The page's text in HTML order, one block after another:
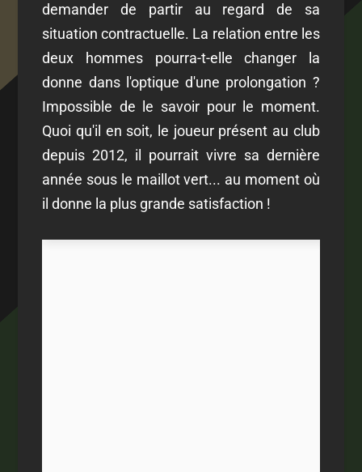
demander de partir au regard de sa
situation contractuelle. La relation entre les
deux hommes pourra-t-elle changer la
donne dans l'optique d'une prolongation ?
Impossible de le savoir pour le moment.
Quoi qu'il en soit, le joueur présent au club
depuis 2012, il pourrait vivre sa dernière
année sous le maillot vert... au moment où
il donne la plus grande satisfaction !